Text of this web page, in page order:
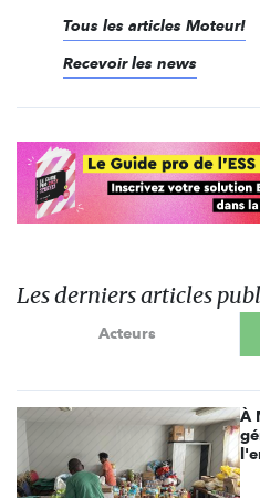
Tous les articles Moteur!
Recevoir les news
Les derniers articles
Acteurs
À